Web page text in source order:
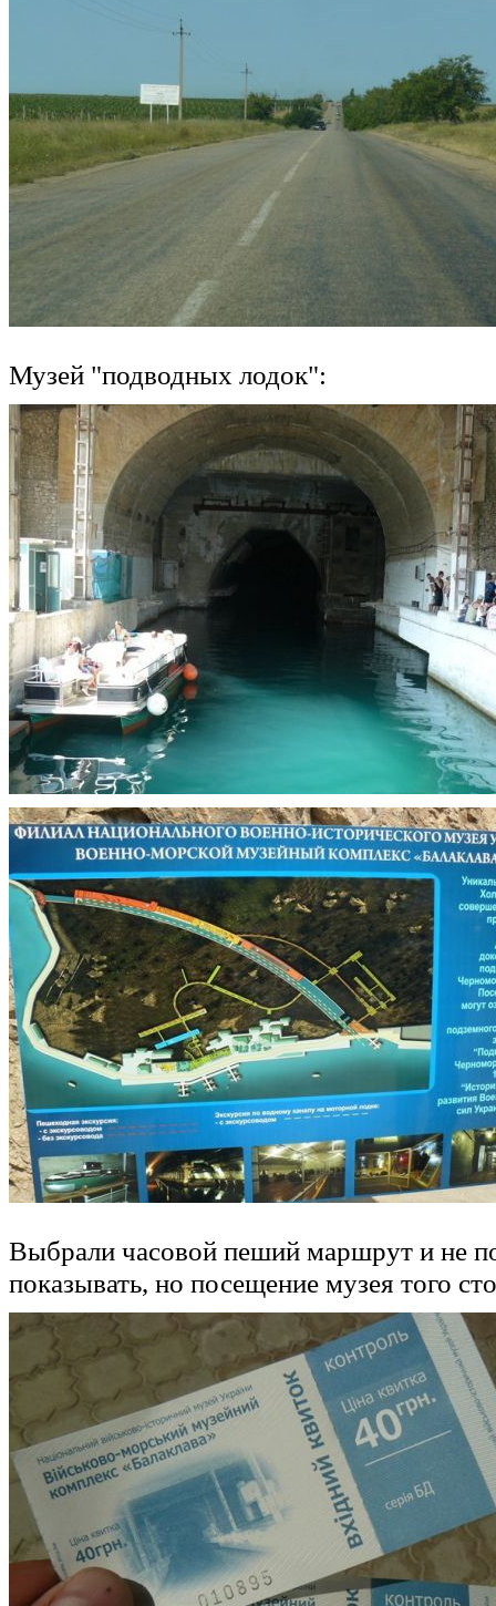
Музей "подводных лодок":
Выбрали часовой пеший маршрут и не
показывать, но посещение музея того